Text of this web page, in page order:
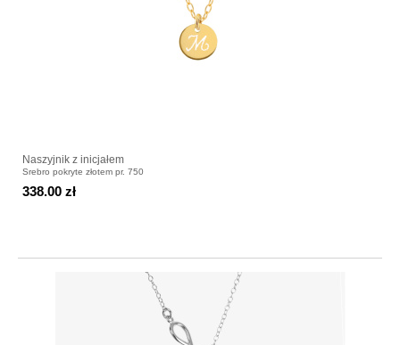
Naszyjnik z inicjałem
Srebro pokryte złotem pr. 750
338.00 zł